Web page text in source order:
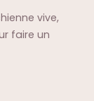
vive,
faire un